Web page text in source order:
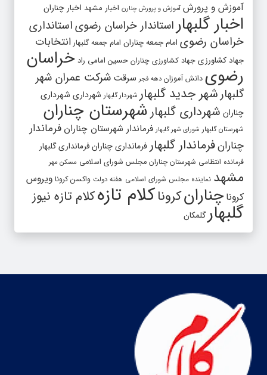
آموزش و پرورش آموزش و پرورش چنارن اخبار مشهد اخبار چناران
اخبار گلبهار استاندار خراسان رضویاستانداری
خراسان رضوی امام جمعه چناران امام جمعه گلبهار انتخابات
جهاد کشاورزی جهاد کشاورزی چناران حسین امامی راد خراسان
رضوی دانش آموزان دهه فجر سرقت شرکت عمران شهر
گلبهارشهر جدید گلبهار شهردار گلبهار شهرداری شهرداری
چناران شهرداری گلبهار شهرستان چناران
شهرستان گلبهار شورای شهر گلبهار فرماندار شهرستان چناران فرماندار
چنارانفرماندار گلبهار فرمانداری چنارانفرمانداری گلبهار
فرمانده انتظامی شهرستان چناران مجلس شورای اسلامی مسکن مهر
مشهد نماینده مجلس شورای اسلامی هفته دولت واکسن کرونا ویروس
کرونا چنارانکروناکلام تازهکلام تازه نیوز
گلبهارگلمکان